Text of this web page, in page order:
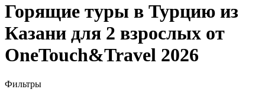
Горящие туры в Турцию из
Казани для 2 взрослых от
OneTouch&Travel 2026
Фильтры